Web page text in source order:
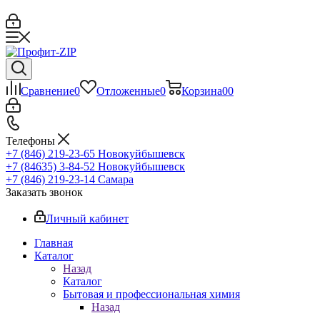
Сравнение0 Отложенные0 Корзина00
Телефоны
+7 (846) 219-23-65 Новокуйбышевск
+7 (84635) 3-84-52 Новокуйбышевск
+7 (846) 219-23-14 Самара
Заказать звонок
Личный кабинет
Главная
Каталог
Назад
Каталог
Бытовая и профессиональная химия
Назад